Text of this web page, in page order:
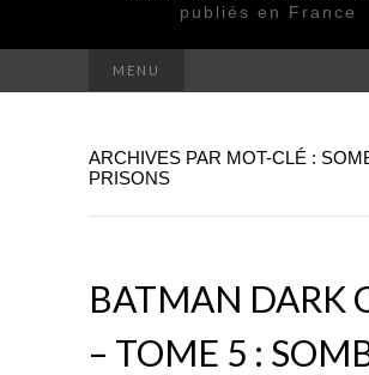
publiés en France
MENU
ARCHIVES PAR MOT-CLÉ :
PRISONS
BATMAN DARK
– TOME 5 :